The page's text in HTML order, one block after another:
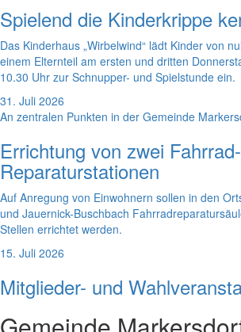
Spielend die Kinderkrippe
Das Kinderhaus „Wirbelwind“ lädt Kinder von
einem Elternteil am ersten und dritten
10.30 Uhr zur Schnupper- und Spielstunde ein.
31. Juli 2026
An zentralen Punkten in der Gemeinde
Errichtung von zwei Fahrrad-
Reparaturstationen
Auf Anregung von Einwohnern sollen in den
und Jauernick-Buschbach
Stellen errichtet werden.
15. Juli 2026
Mitglieder- und